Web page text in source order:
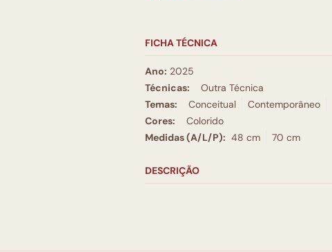
FICHA TÉCNICA
Ano: 2025
Técnicas:
Outra Técnica
Temas:
Conceitual Contemporâneo
Cores:
Colorido
Medidas (A/L/P): 48 cm 70 cm
DESCRIÇÃO